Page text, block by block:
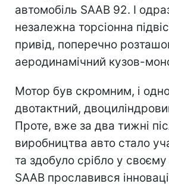
автомобіль SAAB 92. І
незалежна торсіонна
привід, поперечно
аеродинамічний кузов-
Мотор був скромним, і
двотактний,
Проте, вже за два тижні
виробництва авто стало
та здобуло срібло у
SAAB прославився